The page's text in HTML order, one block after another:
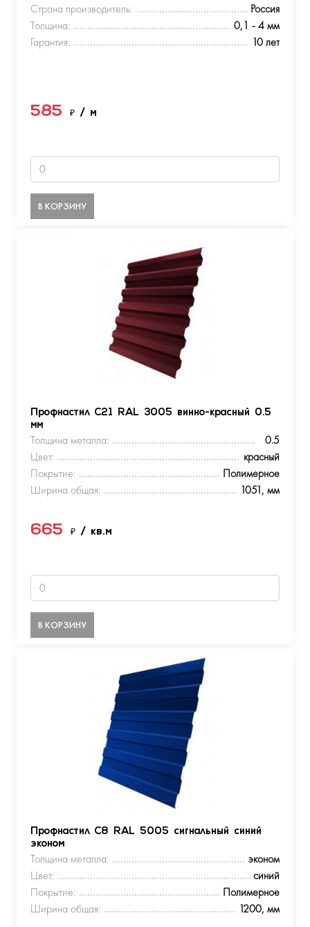
Страна производитель:
Россия
Толщина:
0,1 - 4 мм
Гарантия:
10 лет
585 ₽ / м
В КОРЗИНУ
Профнастил С21 RAL 3005 винно-красный 0.5
мм
Толщина металла:
0.5
Цвет:
красный
Покрытие:
Полимерное
Ширина общая:
1051, мм
665 ₽ / кв.м
В КОРЗИНУ
Профнастил С8 RAL 5005 сигнальный синий
эконом
Толщина металла:
эконом
Цвет:
синий
Покрытие:
Полимерное
Ширина общая:
1200, мм